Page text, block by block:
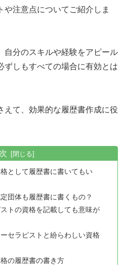
注意点についてご紹介しま
自分のスキルや経験をアピール
ずしもすべての場合に有効とは
えて、効果的な履歴書作成に役
として履歴書に書いてもい
団体も履歴書に書くもの？
トの資格を記載しても意味が
セラピストと紛らわしい資格
の履歴書の書き方